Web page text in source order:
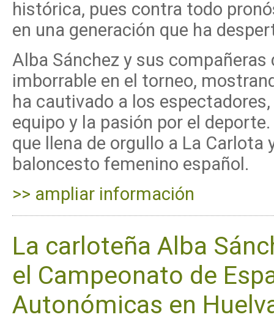
histórica, pues contra todo
en una generación que ha
Alba Sánchez y sus
imborrable en el torneo,
ha cautivado a los
equipo y la pasión por el
que llena de orgullo a La
baloncesto femenino español.
>> ampliar información
La carloteña Alba
el Campeonato de
Autonómicas en